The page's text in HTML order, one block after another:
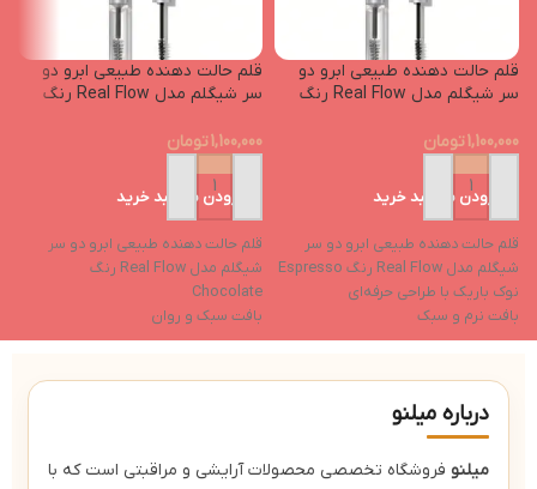
قلم حالت دهنده طبیعی ابرو دو
سر شیگلم مدل Real Flow رنگ
1,100,000تومان
افزودن به سبد خرید
قلم حالت دهنده طبیعی ابرو دو سر
شیگلم مدل Real Flow رنگ Espresso
نوک باریک با طراحی حرفه‌ای
بافت نرم و سبک
ماندگاری بالا
قلم حالت دهنده طبیعی ابرو دو
سر شیگلم مدل Real Flow رنگ
1,100,000تومان
افزودن به سبد خرید
قلم حالت دهنده طبیعی ابرو دو سر
شیگلم مدل Real Flow رنگ
Chocolate
بافت سبک و روان
ماندگاری بالا
درباره میلنو
میلنو فروشگاه تخصصی محصولات آرایشی و مراقبتی است که با